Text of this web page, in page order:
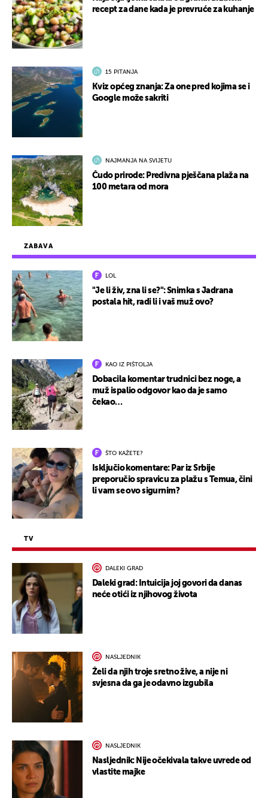
ZABAVA
LOL
"Je li živ, zna li se?": Snimka s Jadrana
postala hit, radi li i vaš muž ovo?
KAO IZ PIŠTOLJA
Dobacila komentar trudnici bez noge, a
muž ispalio odgovor kao da je samo
čekao…
ŠTO KAŽETE?
Isključio komentare: Par iz Srbije
preporučio spravicu za plažu s Temua, čini
li vam se ovo sigurnim?
TV
DALEKI GRAD
Daleki grad: Intuicija joj govori da danas
neće otići iz njihovog života
NASLJEDNIK
Želi da njih troje sretno žive, a nije ni
svjesna da ga je odavno izgubila
NASLJEDNIK
Nasljednik: Nije očekivala takve uvrede od
vlastite majke
recept za dane kada je prevruće za kuhanje
15 PITANJA
Kviz općeg znanja: Za one pred kojima se i
Google može sakriti
NAJMANJA NA SVIJETU
Čudo prirode: Predivna pješčana plaža na
100 metara od mora